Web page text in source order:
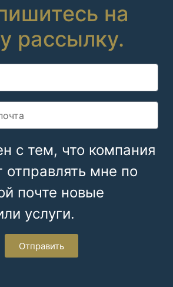
на
рассылку.
с тем, что компания
отправлять мне по
почте новые
услуги.
Отправить